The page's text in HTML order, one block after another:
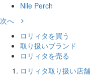
Nile Perch
次へ
ロリィタを買う
取り扱いブランド
ロリィタを売る
ロリィタ取り扱い店舗